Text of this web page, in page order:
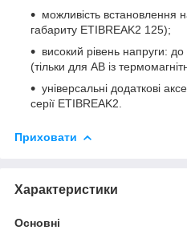
можливість встановлення
габариту ETIBREAK2 125);
високий рівень напруги:
(тільки для АВ із
універсальні додаткові
серії ETIBREAK2.
Приховати
Характеристики
Основні